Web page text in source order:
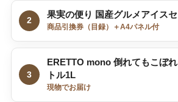
2
果実の便り 国産グルメアイス
商品引換券（目録）＋A4パネル付
3
ERETTO mono 倒れてもこぼ
トル1L
現物でお届け